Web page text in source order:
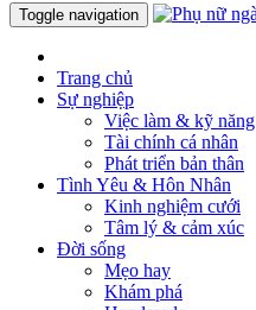
Toggle navigation
Trang chủ
Sự nghiệp
Việc làm & kỹ năng
Tài chính cá nhân
Phát triển bản thân
Tình Yêu & Hôn Nhân
Kinh nghiệm cưới
Tâm lý & cảm xúc
Đời sống
Mẹo hay
Khám phá